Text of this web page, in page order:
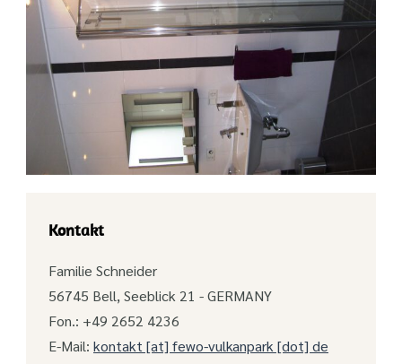
Kontakt
Familie Schneider
56745 Bell, Seeblick 21 - GERMANY
Fon.: +49 2652 4236
E-Mail: kontakt [at] fewo-vulkanpark [dot] de